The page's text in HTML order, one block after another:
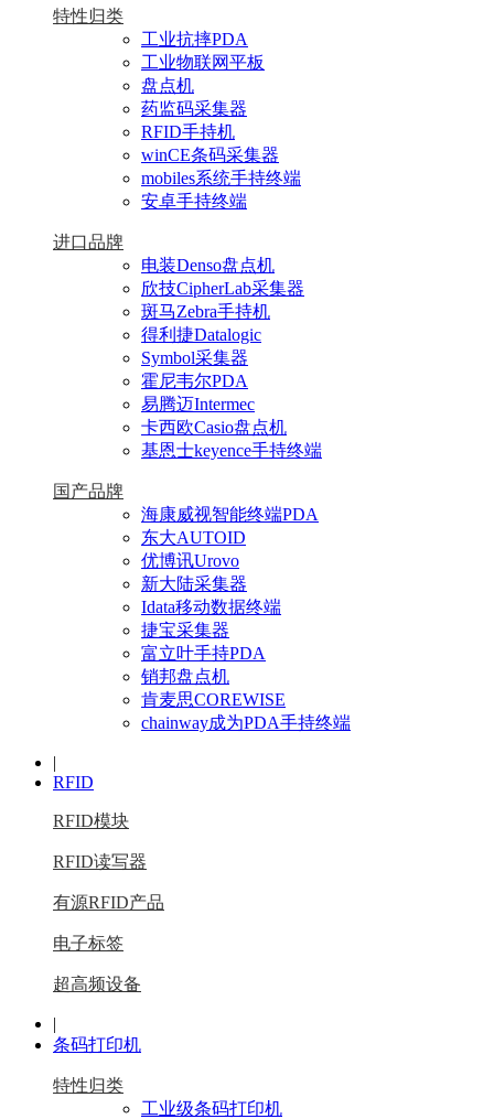
特性归类
工业抗摔PDA
工业物联网平板
盘点机
药监码采集器
RFID手持机
winCE条码采集器
mobiles系统手持终端
安卓手持终端
进口品牌
电装Denso盘点机
欣技CipherLab采集器
斑马Zebra手持机
得利捷Datalogic
Symbol采集器
霍尼韦尔PDA
易腾迈Intermec
卡西欧Casio盘点机
基恩士keyence手持终端
国产品牌
海康威视智能终端PDA
东大AUTOID
优博讯Urovo
新大陆采集器
Idata移动数据终端
捷宝采集器
富立叶手持PDA
销邦盘点机
肯麦思COREWISE
chainway成为PDA手持终端
|
RFID
RFID模块
RFID读写器
有源RFID产品
电子标签
超高频设备
|
条码打印机
特性归类
工业级条码打印机